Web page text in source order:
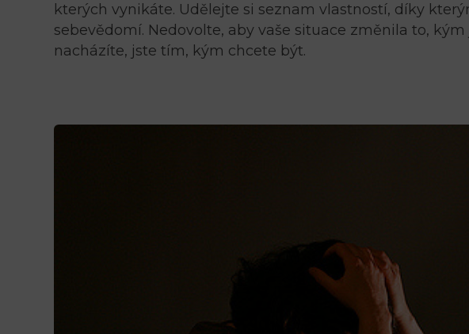
kterých vynikáte. Udělejte si seznam vlastností, díky
sebevědomí. Nedovolte, aby vaše situace změnila to,
nacházíte, jste tím, kým chcete být.